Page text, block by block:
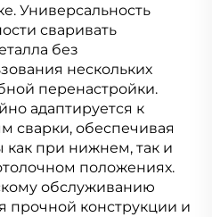
Универсальность
сваривать
без
нескольких
перенастройки.
адаптируется к
сварки, обеспечивая
как при нижнем, так и
положениях.
обслуживанию
прочной конструкции и